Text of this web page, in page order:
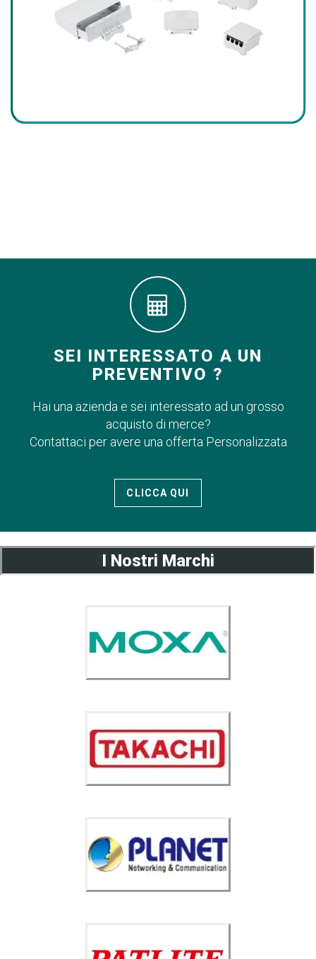
SEI INTERESSATO A UN
PREVENTIVO ?
Hai una azienda e sei interessato ad un grosso
acquisto di merce?
Contattaci per avere una offerta Personalizzata
CLICCA QUI
I Nostri Marchi